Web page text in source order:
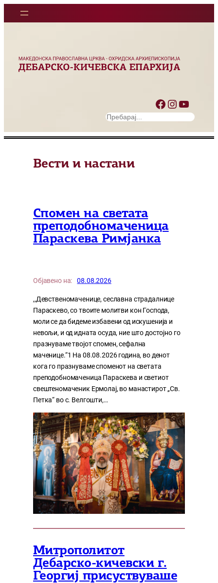
Facebook Instagram YouTube
S
a
c
Вести и настани
Спомен на светата
преподобномаченица
Параскева Римјанка
Објавено на: 08.08.2026
,,Девственомаченице, сеславна страдалнице
Параскево, со твоите молитви кон Господа,
моли се да бидеме избавени од искушенија и
невољи, и од идната осуда, ние што достојно го
празнуваме твојот спомен, сефална
маченице.“1 На 08.08.2026 година, во денот
кога го празнуваме споменот на светата
преподобномаченица Параскева и светиот
свештеномаченик Ермолај, во манастирот „Св.
Петка“ во с. Велгошти,…
Митрополитот
Дебарско-кичевски г.
Георгиј присуствуваше